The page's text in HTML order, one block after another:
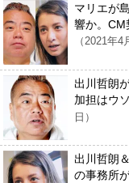
マリエが
響か。CM
（2021年4
出川哲朗
加担はウ
日）
出川哲朗
の事務所